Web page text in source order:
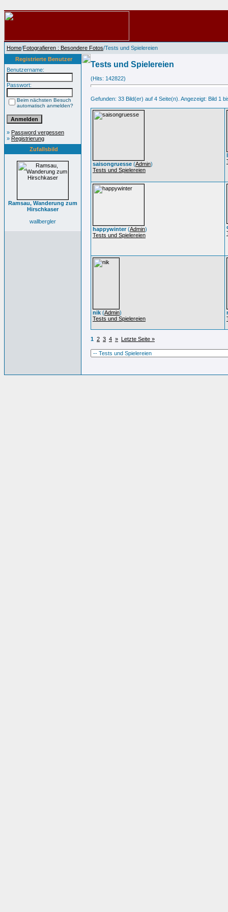
Home/Fotografieren : Besondere Fotos/Tests und Spielereien
Registrierte Benutzer
Benutzername:
Passwort:
Beim nächsten Besuch
automatisch anmelden?
» Password vergessen
» Registrierung
Zufallsbild
Ramsau, Wanderung zum
Hirschkaser
wallbergler
Tests und Spielereien
(Hits: 142822)
Gefunden: 33 Bild(er) auf 4 Seite(n). Angezeigt: Bild 1
saisongruesse (Admin)
Tests und Spielereien
happywinter(Admin)
Tests und Spielereien
nik (Admin)
Tests und Spielereien
1 2 3 4 » Letzte Seite »